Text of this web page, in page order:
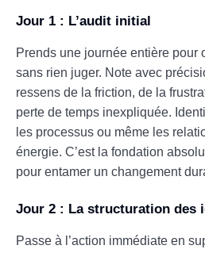
Jour 1 : L’audit initial
Prends une journée entière pour
sans rien juger. Note avec
ressens de la friction, de la
perte de temps inexpliquée.
les processus ou même les
énergie. C’est la fondation
pour entamer un changement
Jour 2 : La structuration des
Passe à l’action immédiate en